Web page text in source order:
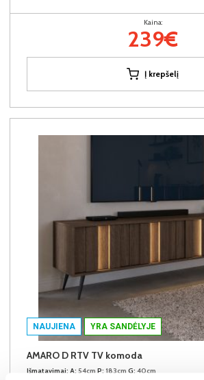
Kaina:
239€
Į krepšelį
NAUJIENA YRA SANDĖLYJE
AMARO D RTV TV komoda
Išmatavimai: A: 54cm P: 183cm G: 40cm